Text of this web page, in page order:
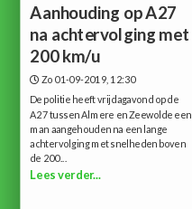
Aanhouding op A27
na achtervolging met
200 km/u
Zo 01-09-2019, 12:30
De politie heeft vrijdagavond op de
A27 tussen Almere en Zeewolde een
man aangehouden na een lange
achtervolging met snelheden boven
de 200...
Lees verder...